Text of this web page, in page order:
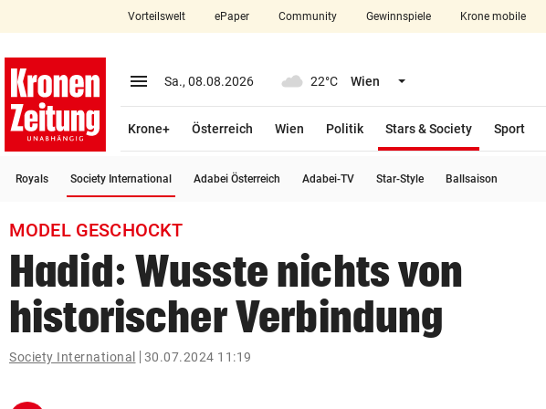
closeSchließen
account_circle Anmelden
arrow_right
Wien
bookmark
search
Suchbegriff
eingeben
Vorteilswelt ePaper Community Gewinnspiele Krone mobile
menu Menü aufklappen
Sa., 08.08.2026 22°C Wien Menü aufklappen
Krone+ Österreich Wien Politik Stars & Society
Sport
Royals Society International Adabei Österreich Adabei-TV Star-Style Ballsaison
MODEL GESCHOCKT
Hadid: Wusste nichts von
historischer Verbindung
Society International 30.07.2024 11:19